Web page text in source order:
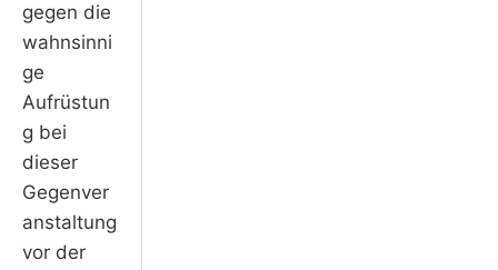
gegen die
wahnsinni
ge
Aufrüstun
g bei
dieser
Gegenver
anstaltung
vor der